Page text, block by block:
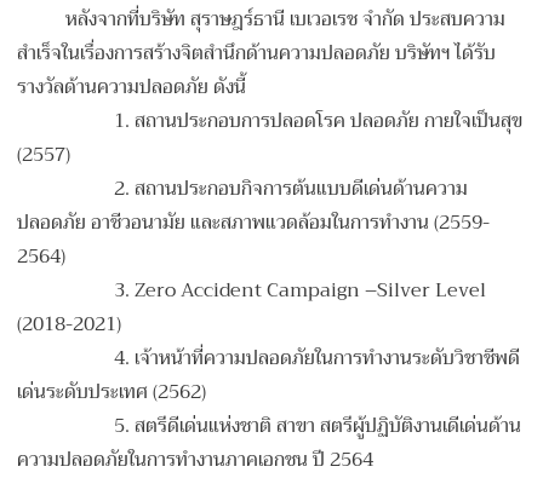
หลังจากที่บริษัท สุราษฎร์ธานี เบเวอเรช จำกัด ประสบความ
สำเร็จในเรื่องการสร้างจิตสำนึกด้านความปลอดภัย บริษัทฯ ได้รับ
รางวัลด้านความปลอดภัย ดังนี้
1.สถานประกอบการปลอดโรค ปลอดภัย กายใจเป็นสุข
(2557)
2.สถานประกอบกิจการต้นแบบดีเด่นด้านความ
ปลอดภัย อาชีวอนามัย และสภาพแวดล้อมในการทำงาน (2559-
2564)
3. Zero Accident Campaign –Silver Level
(2018-2021)
4. เจ้าหน้าที่ความปลอดภัยในการทำงานระดับวิชาชีพดี
เด่นระดับประเทศ (2562)
5.สตรีดีเด่นแห่งชาติ สาขา สตรีผู้ปฏิบัติงานเดีเด่นด้าน
ความปลอดภัยในการทำงานภาคเอกชน ปี 2564